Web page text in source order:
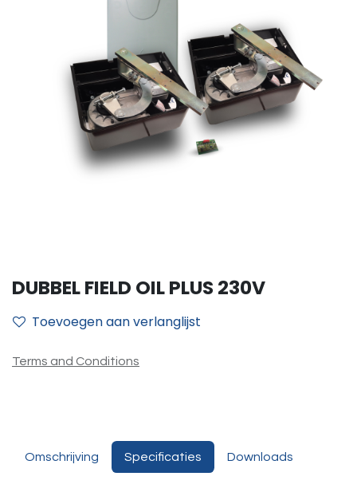
DUBBEL FIELD OIL PLUS 230V
Toevoegen aan verlanglijst
Terms and Conditions
Omschrijving Specificaties Downloads